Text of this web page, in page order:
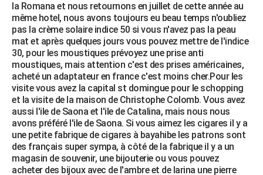
la Romana et nous retournons en juillet de cette année au
même hotel, nous avons toujours eu beau temps n'oubliez
pas la crème solaire indice 50 si vous n'avez pas la peau
mat et après quelques jours vous pouvez mettre de l'indice
30, pour les moustiques prévoyez une prise anti
moustiques, mais attention c'est des prises américaines,
acheté un adaptateur en france c'est moins cher.Pour les
visite vous avez la capital st domingue pour le schopping
et la visite de la maison de Christophe Colomb. Vous avez
aussi l'ile de Saona et l'ile de Catalina, mais nous nous
avons préféré l'ile de Saona. Si vous aimez les cigares il y a
une petite fabrique de cigares à bayahibe les patrons sont
des français super sympa, à côté de la fabrique il y a un
magasin de souvenir, une bijouterie ou vous pouvez
acheter des bijoux avec de l'ambre et de larina une pierre